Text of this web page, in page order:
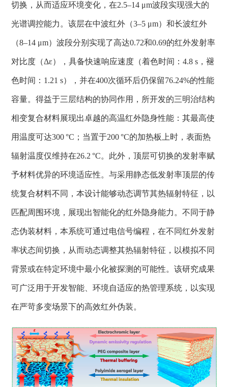
切换，从而适应环境变化，在2.5–14 μm波段实现强大的
光谱调控能力。该层在中波红外（3–5 μm）和长波红外
（8–14 μm）波段分别实现了高达0.72和0.69的红外发射率
对比度 （Δε），具备快速响应速度（着色时间：4.8 s ，褪
色时间： 1.21 s），并在400次循环后仍保留76.24%的性能
容量。得益于三层结构的协同作用，所开发的三明治结构
相变复合材料展现出卓越的高温红外隐身性能：其最高使
用温度可达300 °C ；当置于200 °C的加热板上时，表面热
辐射温度仅维持在26.2 °C。此外，顶层可切换的发射率赋
予材料优异的环境适应性。与采用静态低发射率顶层的传
统复合材料不同，本设计能够动态调节其热辐射特征，以
匹配周围环境，展现出智能化的红外隐身能力。不同于静
态伪装材料，本系统可通过电信号编程，在不同红外发射
率状态间切换，从而动态调整其热辐射特征，以模拟不同
背景或在特定环境中最小化被探测的可能性。该研究成果
可广泛用于开发智能、环境自适应的热管理系统，以实现
在严苛多变场景下的高效红外伪装。